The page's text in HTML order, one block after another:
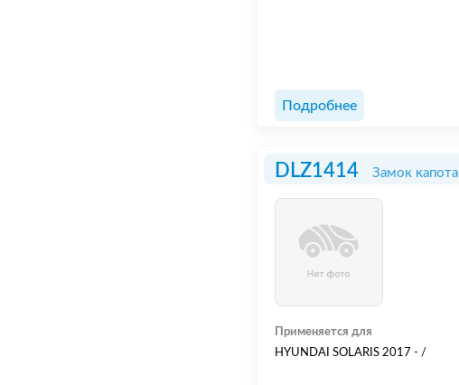
Подробнее
DLZ1414 Замок капота
Применяется для
HYUNDAI SOLARIS 2017 - /